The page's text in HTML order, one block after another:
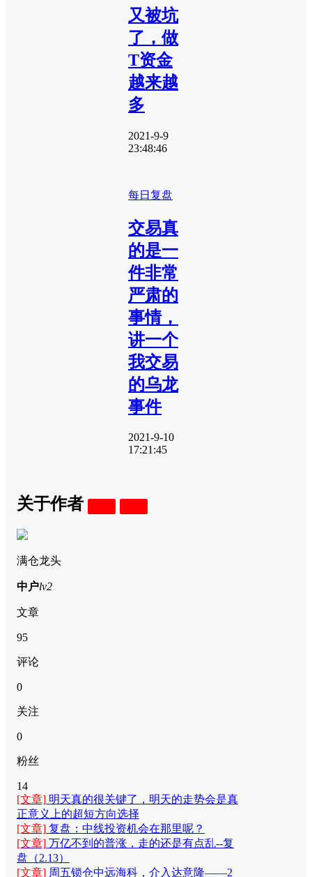
又被坑
了，做
T资金
越来越
多
2021-9-9
23:48:46
每日复盘
交易真
的是一
件非常
严肃的
事情，
讲一个
我交易
的乌龙
事件
2021-9-10
17:21:45
关于作者
满仓龙头
中户lv2
文章
95
评论
0
关注
0
粉丝
14
[文章] 明天真的很关键了，明天的走势会是真
正意义上的超短方向选择
[文章] 复盘：中线投资机会在那里呢？
[文章] 万亿不到的普涨，走的还是有点乱--复
盘（2.13）
[文章] 周五锁仓中远海科，介入达意隆——2